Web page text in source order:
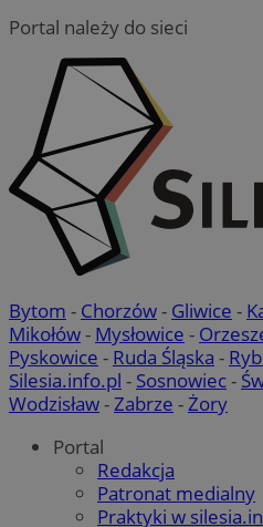
Portal należy do sieci
Bytom - Chorzów- Gliwice -
Mikołów- Mysłowice -
Pyskowice - Ruda Śląska -
Silesia.info.pl - Sosnowiec-
Wodzisław-Zabrze -Żory
Portal
Redakcja
Patronat medialny
Praktyki w